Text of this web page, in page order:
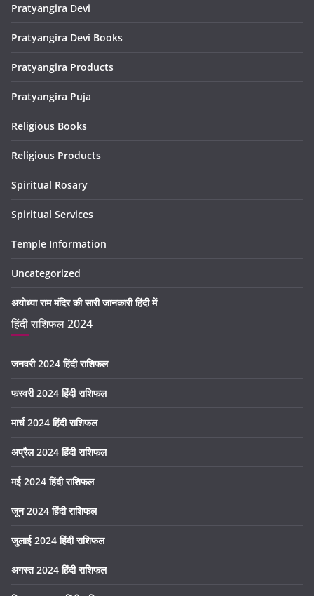
Pratyangira Devi
Pratyangira Devi Books
Pratyangira Products
Pratyangira Puja
Religious Books
Religious Products
Spiritual Rosary
Spiritual Services
Temple Information
Uncategorized
अयोध्या राम मंदिर की सारी जानकारी हिंदी में
हिंदी राशिफल 2024
जनवरी 2024 हिंदी राशिफल
फरवरी 2024 हिंदी राशिफल
मार्च 2024 हिंदी राशिफल
अप्रैल 2024 हिंदी राशिफल
मई 2024 हिंदी राशिफल
जून 2024 हिंदी राशिफल
जुलाई 2024 हिंदी राशिफल
अगस्त 2024 हिंदी राशिफल